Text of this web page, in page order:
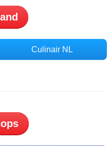
Culinair NL